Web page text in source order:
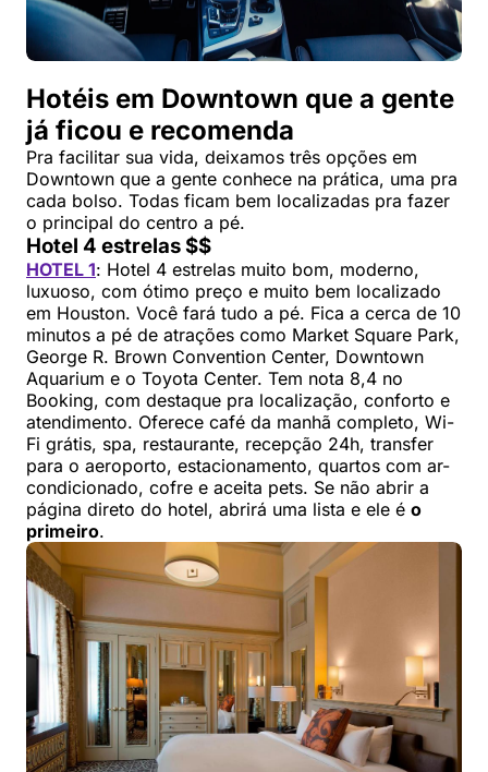
Hotéis em Downtown que a gente
já ficou e recomenda
Pra facilitar sua vida, deixamos três opções em
Downtown que a gente conhece na prática, uma pra
cada bolso. Todas ficam bem localizadas pra fazer
o principal do centro a pé.
Hotel 4 estrelas $$
HOTEL 1: Hotel 4 estrelas muito bom, moderno,
luxuoso, com ótimo preço e muito bem localizado
em Houston. Você fará tudo a pé. Fica a cerca de 10
minutos a pé de atrações como Market Square Park,
George R. Brown Convention Center, Downtown
Aquarium e o Toyota Center. Tem nota 8,4 no
Booking, com destaque pra localização, conforto e
atendimento. Oferece café da manhã completo, Wi-
Fi grátis, spa, restaurante, recepção 24h, transfer
para o aeroporto, estacionamento, quartos com ar-
condicionado, cofre e aceita pets. Se não abrir a
página direto do hotel, abrirá uma lista e ele é o
primeiro.